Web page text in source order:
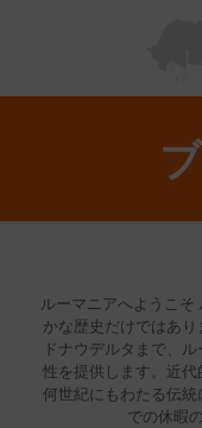
ルーマニアへようこそ
かな歴史だけではあ
ドナウデルタまで、
性を提供します。近代
何世紀にもわたる伝
での休暇